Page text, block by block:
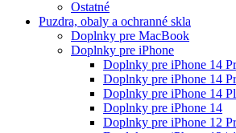
Ostatné
Puzdra, obaly a ochranné skla
Doplnky pre MacBook
Doplnky pre iPhone
Doplnky pre iPhone 14
Doplnky pre iPhone 14
Doplnky pre iPhone 14
Doplnky pre iPhone 14
Doplnky pre iPhone 12